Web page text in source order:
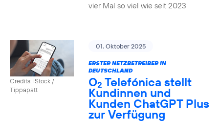
vier Mal so viel wie seit 2023
Credits: iStock /
Tippapatt
01. Oktober 2025
ERSTER NETZBETREIBER IN
DEUTSCHLAND
O2 Telefónica stellt
Kundinnen und
Kunden ChatGPT Plus
zur Verfügung